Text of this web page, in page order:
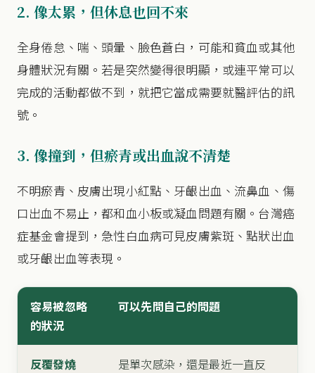
2. 像太累，但休息也回不來
全身倦怠、喘、頭暈、臉色蒼白，可能和貧血或其他
身體狀況有關。若是突然變得很明顯，或連平常可以
完成的活動都做不到，就把它當成需要就醫評估的訊
號。
3. 像撞到，但瘀青或出血說不清楚
不明瘀青、皮膚出現小紅點、牙齦出血、流鼻血、傷
口出血不易止，都和血小板或凝血問題有關。台灣癌
症基金會提到，急性白血病可見皮膚紫斑、點狀出血
或牙齦出血等表現。
容易被忽略
的狀況
可以先問自己的問題
反覆發燒
是單次感染，還是最近一直反